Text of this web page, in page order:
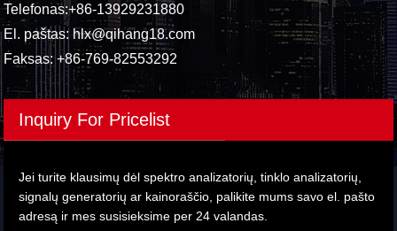
Telefonas:+86-13929231880
El. paštas:hlx@qihang18.com
Faksas: +86-769-82553292
Inquiry For Pricelist
Jei turite klausimų dėl spektro analizatorių, tinklo analizatorių,
signalų generatorių ar kainoraščio, palikite mums savo el. pašto
adresą ir mes susisieksime per 24 valandas.